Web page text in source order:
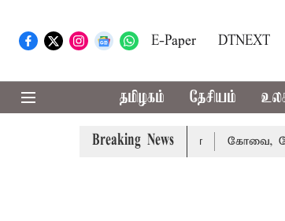
E-Paper DTNEXT
தமிழகம் தேசியம்
Breaking News
வழக்கை வாபஸ் பெற்றார் சங்கீதா கோவை,